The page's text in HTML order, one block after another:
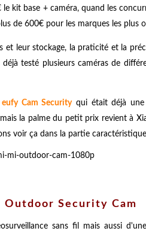
kit base + caméra, quand les
de 600€ pour les marques les plus
et leur stockage, la praticité et la
testé plusieurs caméras de
eufy Cam Securityqui était déjà une
la palme du petit prix revient à
voir ça dans la partie
Security Cam
sans fil mais aussi